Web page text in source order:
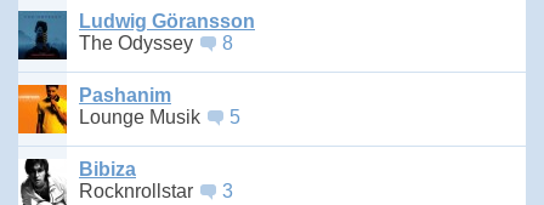
Ludwig Göransson
The Odyssey
8
Pashanim
Lounge Musik
5
Bibiza
Rocknrollstar
3